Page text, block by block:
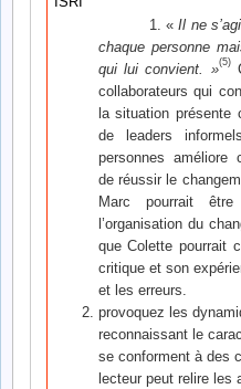
«Il ne
chaque personne
qui lui convient. »(5)
collaborateurs qui
la situation
de leaders
personnes améliore
de réussir le
Marc pourrait
l’organisation du
que Colette pourrait
critique et son
et les erreurs.
provoquez les
reconnaissant le
se conforment à des
lecteur peut relire les